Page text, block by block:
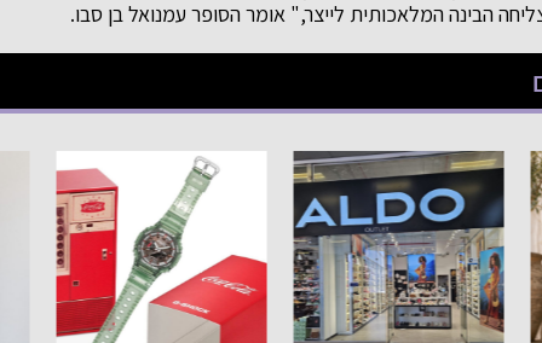
הבינה המלאכותית לייצר," אומר הסופר עמנואל בן סבו.